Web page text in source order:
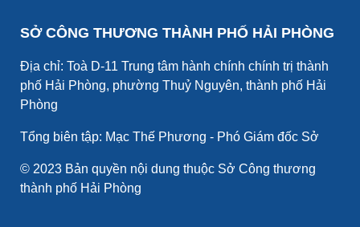
SỞ CÔNG THƯƠNG THÀNH PHỐ HẢI PHÒNG
Địa chỉ: Toà D-11 Trung tâm hành chính chính trị thành
phố Hải Phòng, phường Thuỷ Nguyên, thành phố Hải
Phòng
Tổng biên tập: Mạc Thế Phương - Phó Giám đốc Sở
© 2023 Bản quyền nội dung thuộc Sở Công thương
thành phố Hải Phòng